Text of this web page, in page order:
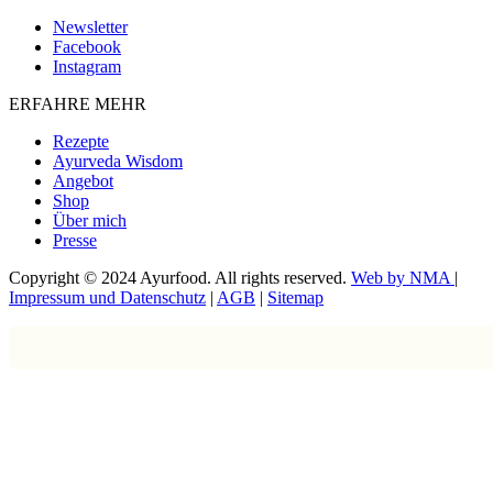
Newsletter
Facebook
Instagram
ERFAHRE MEHR
Rezepte
Ayurveda Wisdom
Angebot
Shop
Über mich
Presse
Copyright © 2024 Ayurfood. All rights reserved. Web by NMA |
Impressum und Datenschutz | AGB | Sitemap